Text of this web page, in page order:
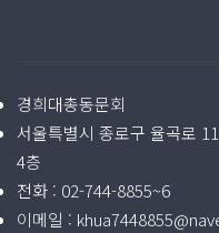
경희대총동문회
서울특별시 종로구 율곡로
4층
전화 : 02-744-8855~6
이메일 :